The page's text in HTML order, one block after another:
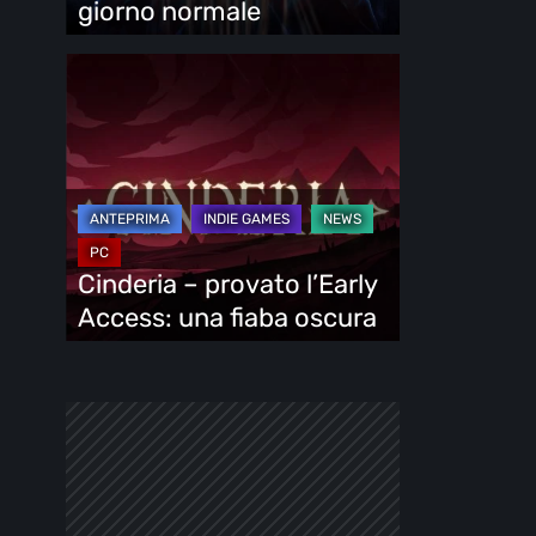
giorno normale
l’Early
Access:
una
fiaba
oscura
Cinderia – provato l’Early
Access: una fiaba oscura